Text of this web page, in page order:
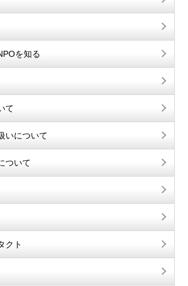
を知る
て
いについて
ついて
クト